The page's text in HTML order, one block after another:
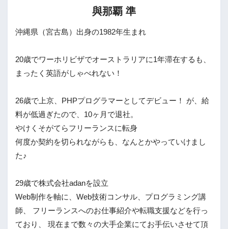
與那覇 準
沖縄県（宮古島）出身の1982年生まれ
20歳でワーホリビザでオーストラリアに1年滞在するも、
まったく英語がしゃべれない！
26歳で上京、PHPプログラマーとしてデビュー！ が、給
料が低過ぎたので、10ヶ月で退社。
やけくそがてらフリーランスに転身
何度か契約を切られながらも、なんとかやっていけまし
た♪
29歳で株式会社adanを設立
Web制作を軸に、Web技術コンサル、プログラミング講
師、 フリーランスへのお仕事紹介や転職支援などを行っ
ており、 現在まで数々の大手企業にてお手伝いさせて頂